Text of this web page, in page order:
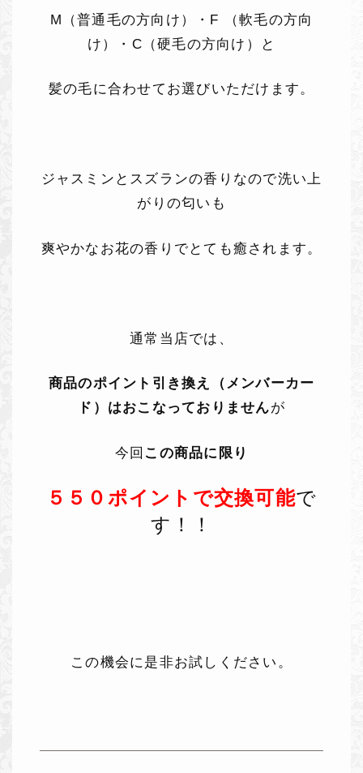
M（普通毛の方向け）・F （軟毛の方向
け）・C（硬毛の方向け）と
髪の毛に合わせてお選びいただけます。
ジャスミンとスズランの香りなので洗い上
がりの匂いも
爽やかなお花の香りでとても癒されます。
通常当店では、
商品のポイント引き換え（メンバーカー
ド）はおこなっておりませんが
今回 この商品に限り
５５０ポイントで交換可能で
す！！
この機会に是非お試しください。